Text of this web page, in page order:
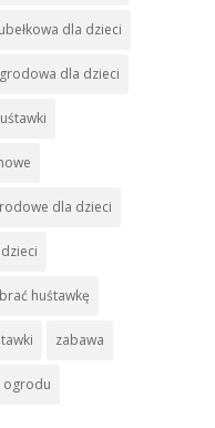
dla dzieci
dla dzieci
dla dzieci
huśtawkę
zabawa
ogrodu